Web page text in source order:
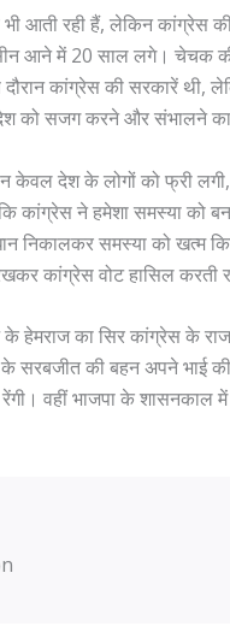
आती रही हैं, लेकिन कांग्रेस
आने में 20 साल लगे। चेचक
कांग्रेस की सरकारें थी,
देश को सजग करने और संभालने
न केवल देश के लोगों को फ्री
कांग्रेस ने हमेशा समस्या को
निकालकर समस्या को खत्म
कांग्रेस वोट हासिल करती
के हेमराज का सिर कांग्रेस के
की बहन अपने भाई की
वहीं भाजपा के शासनकाल